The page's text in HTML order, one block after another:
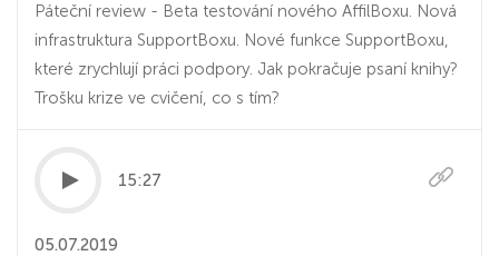
Páteční review - Beta testování nového AffilBoxu. Nová
infrastruktura SupportBoxu. Nové funkce SupportBoxu,
které zrychlují práci podpory. Jak pokračuje psaní knihy?
Trošku krize ve cvičení, co s tím?
15:27
05.07.2019